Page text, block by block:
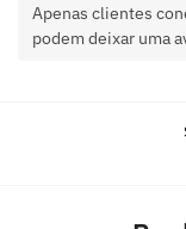
Apenas clientes
podem deixar uma